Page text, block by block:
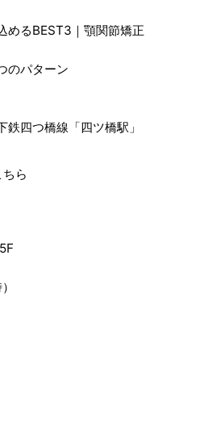
めるBEST3｜顎関節矯正
のパターン